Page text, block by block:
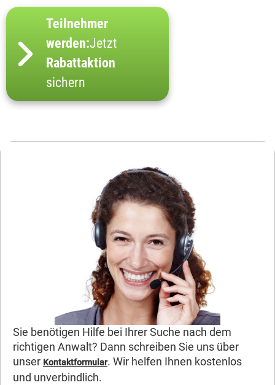
Teilnehmer
werden:Jetzt
Rabattaktion
sichern
Sie benötigen Hilfe bei Ihrer Suche nach dem
richtigen Anwalt? Dann schreiben Sie uns über
unser Kontaktformular. Wir helfen Ihnen kostenlos
und unverbindlich.